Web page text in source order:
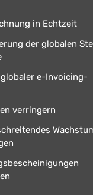
in Echtzeit
der globalen
e-Invoicing-
verringern